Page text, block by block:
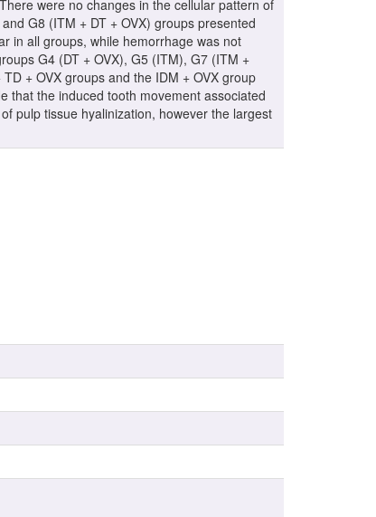
were no changes in the cellular pattern of
G8 (ITM + DT + OVX) groups presented
in all groups, while hemorrhage was not
G4 (DT + OVX), G5 (ITM), G7 (ITM +
+ OVX groups and the IDM + OVX group
that the induced tooth movement associated
pulp tissue hyalinization, however the largest